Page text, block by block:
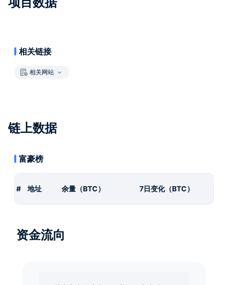
相关链接
相关网站
链上数据
富豪榜
# 地址 余量（BTC） 7日变化（BTC）
资金流向